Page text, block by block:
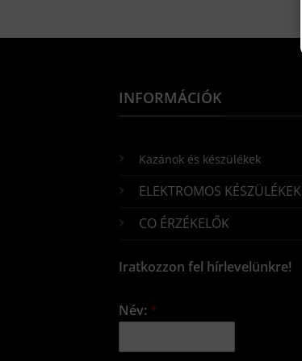
INFORMÁCIÓK
Kazánok és készülékek
ELEKTROMOS KÉSZÜLÉKEK
CO ÉRZÉKELŐK
Iratkozzon fel hírlevelünkre!
Név: *